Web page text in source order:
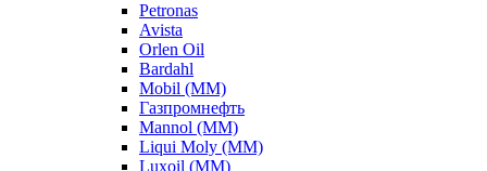
Petronas
Avista
Orlen Oil
Bardahl
Mobil (ММ)
Газпромнефть
Mannol (ММ)
Liqui Moly (ММ)
Luxoil (ММ)